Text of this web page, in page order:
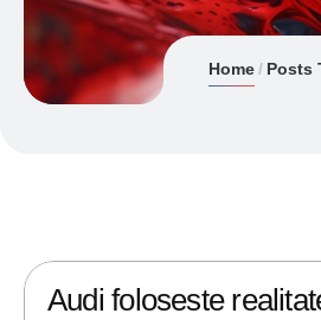
Home Posts
Audi foloseste